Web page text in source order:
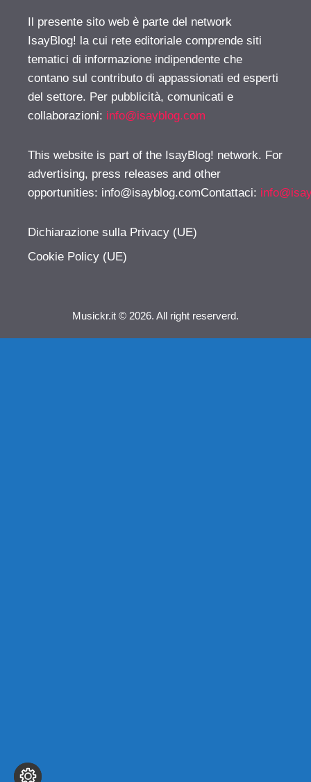
Il presente sito web è parte del network
IsayBlog! la cui rete editoriale comprende siti
tematici di informazione indipendente che
contano sul contributo di appassionati ed esperti
del settore. Per pubblicità, comunicati e
collaborazioni: info@isayblog.com
This website is part of the IsayBlog! network. For
advertising, press releases and other
opportunities: info@isayblog.comContattaci:
Dichiarazione sulla Privacy (UE)
Cookie Policy (UE)
Musickr.it © 2026. All right reserverd.